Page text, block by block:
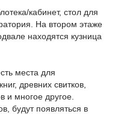
кабинет, стол для
На втором этаже
находятся кузница
места для
древних свитков,
и многое другое.
будут появляться в